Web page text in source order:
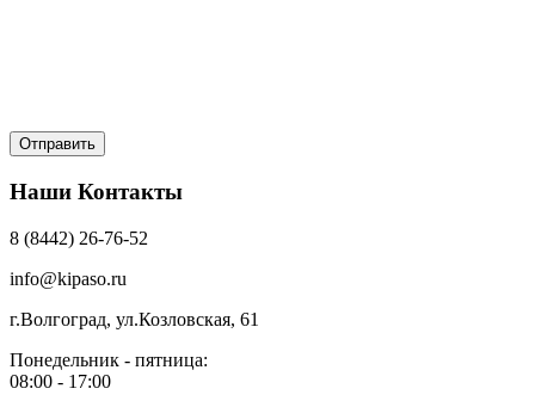
Наши Контакты
8 (8442) 26-76-52
info@kipaso.ru
г.Волгоград, ул.Козловская, 61
Понедельник - пятница:
08:00 - 17:00